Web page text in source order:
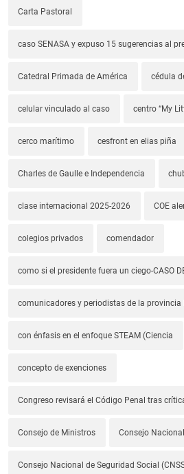
Carta Pastoral
caso SENASA y expuso 15 sugerencias al
Catedral Primada de América cédula
celular vinculado al caso centro “My
cerco marítimo cesfront en elias piña
Charles de Gaulle e Independencia
clase internacional 2025-2026 COE
colegios privados comendador
como si el presidente fuera un ciego-CASO
comunicadores y periodistas de la provincia
con énfasis en el enfoque STEAM (Ciencia
concepto de exenciones
Congreso revisará el Código Penal tras
Consejo de Ministros Consejo
Consejo Nacional de Seguridad Social